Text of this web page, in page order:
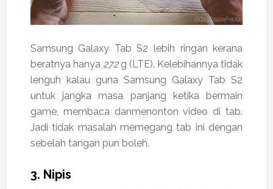
Samsung Galaxy Tab S2 lebih ringan kerana
beratnya hanya 272g (LTE). Kelebihannya tidak
lenguh kalau guna Samsung Galaxy Tab S2
untuk jangka masa panjang ketika bermain
game, membaca danmenonton video di tab.
Jadi tidak masalah memegang tab ini dengan
sebelah tangan pun boleh.
3. Nipis